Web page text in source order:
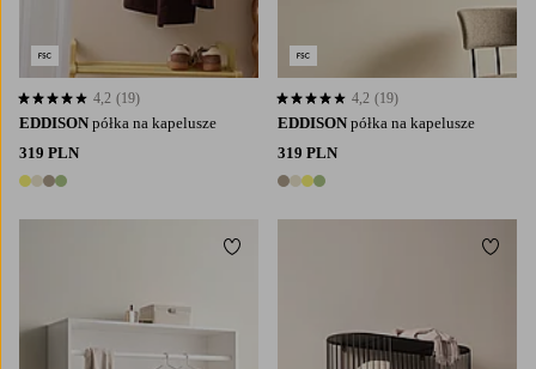
EDDISON półka na kapelusze
319 PLN
4 kolory
4,2 opierając się na 19 ocenach
4,2 (19)
EDDISON półka na kapelusze
319 PLN
4 kolory
4,2 opierając się na 19 ocenach
4,2 (19)
Dodaj do ulubionych